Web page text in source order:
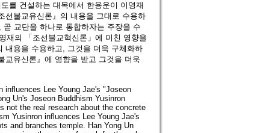
를 건설하는 대목에서 한용운이 이영재
선불교유신론』의 내용을 그대로 수용하
곧 교단을 하나로 통합하자는 주장을 수
재의 「조선불교혁신론」에 미친 영향을
내용을 수용하고, 그것을 더욱 구체화하
교유신론』에 영향을 받고 그것을 더욱
influences Lee Young Jae's "Joseon
Un's Joseon Buddhism Yusinron
not the real research about the concrete
Yusinron influences Lee Young Jae's
and branches temple. Han Yong Un